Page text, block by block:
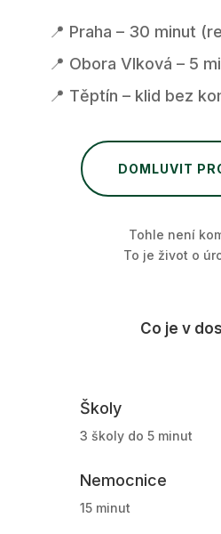
📍 Praha – 30 minut
📍 Obora Vlková – 5
📍 Těptín – klid bez
DOMLUVIT
Tohle není
To je život o
Co je v
Školy
3 školy do 5 minut
Nemocnice
15 minut